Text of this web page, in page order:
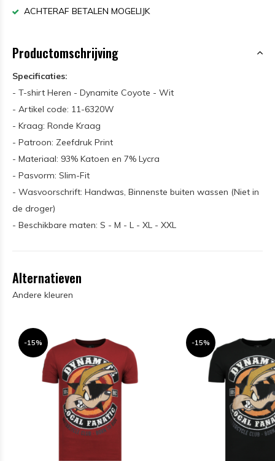
ACHTERAF BETALEN MOGELIJK
Productomschrijving
Specificaties:
- T-shirt Heren - Dynamite Coyote - Wit
- Artikel code: 11-6320W
- Kraag: Ronde Kraag
- Patroon: Zeefdruk Print
- Materiaal: 93% Katoen en 7% Lycra
- Pasvorm: Slim-Fit
- Wasvoorschrift: Handwas, Binnenste buiten wassen (Niet in
de droger)
- Beschikbare maten: S - M - L - XL - XXL
Alternatieven
Andere kleuren
-15% -15%